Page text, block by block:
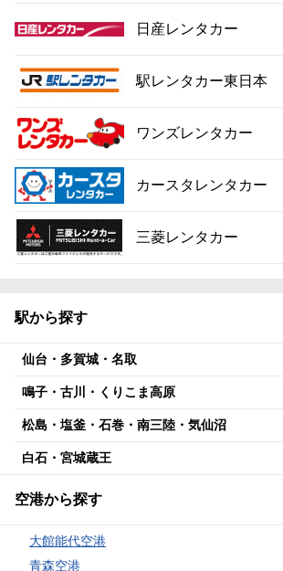
日産レンタカー
駅レンタカー東日本
ワンズレンタカー
カースタレンタカー
三菱レンタカー
駅から探す
仙台・多賀城・名取
鳴子・古川・くりこま高原
松島・塩釜・石巻・南三陸・気仙沼
白石・宮城蔵王
空港から探す
大館能代空港
青森空港